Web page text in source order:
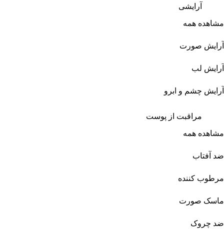
آرایشی
مشاهده همه
آرایش صورت
آرایش لب
آرایش چشم و ابرو
مراقبت از پوست
مشاهده همه
ضد آفتاب
مرطوب کننده
ماسک صورت
ضد چروک